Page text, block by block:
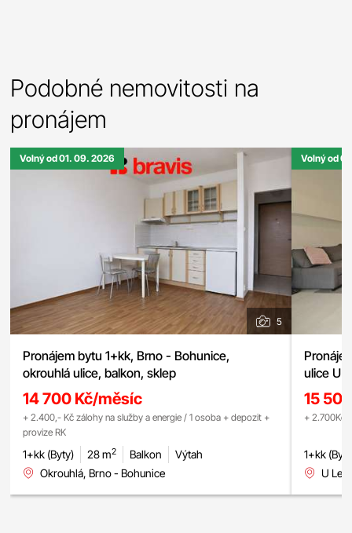
Podobné nemovitosti na
pronájem
Volný od 01. 09. 2026
5
Pronájem bytu 1+kk, Brno - Bohunice,
okrouhlá ulice, balkon, sklep
14 700 Kč/měsíc
+ 2.400,- Kč zálohy na služby a energie / 1 osoba + depozit +
provize RK
1+kk (Byty) 28 m2 Balkon
Výtah
Okrouhlá, Brno - Bohunice
Volný od
ulice U
15
+ 2.700Kč
1+kk
U